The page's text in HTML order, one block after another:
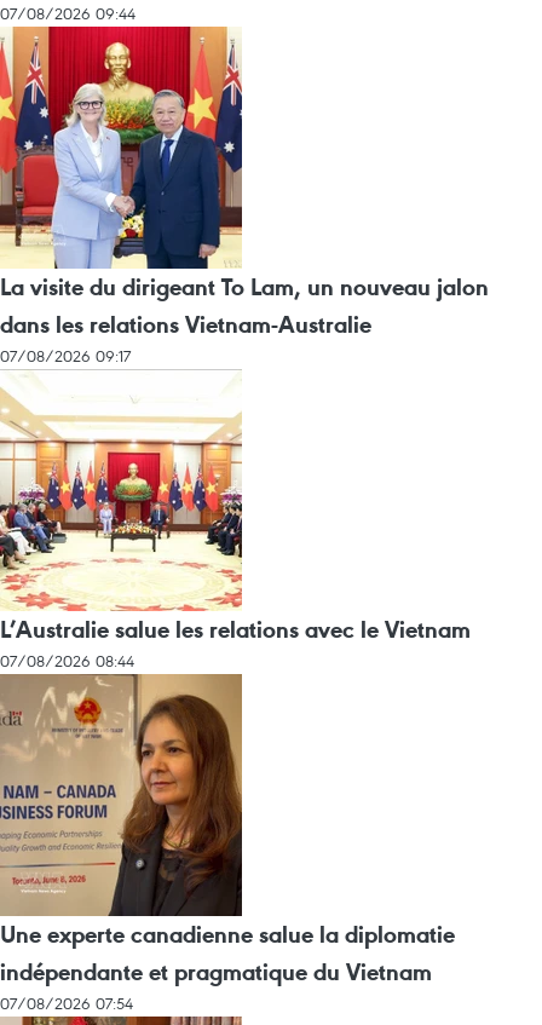
07/08/2026 09:44
La visite du dirigeant To Lam, un nouveau jalon
dans les relations Vietnam-Australie
07/08/2026 09:17
L’Australie salue les relations avec le Vietnam
07/08/2026 08:44
Une experte canadienne salue la diplomatie
indépendante et pragmatique du Vietnam
07/08/2026 07:54